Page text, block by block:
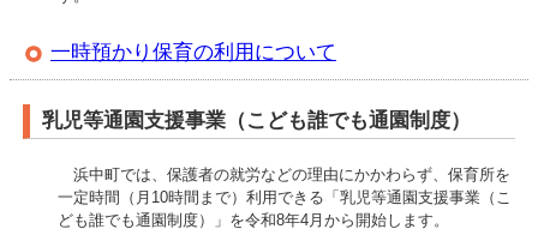
一時預かり保育の利用について
乳児等通園支援事業（こども誰でも通園制度）
浜中町では、保護者の就労などの理由にかかわらず、保育所を
一定時間（月10時間まで）利用できる「乳児等通園支援事業（こ
ども誰でも通園制度）」を令和8年4月から開始します。